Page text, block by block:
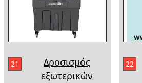
21
Δροσισμός
εξωτερικών
22